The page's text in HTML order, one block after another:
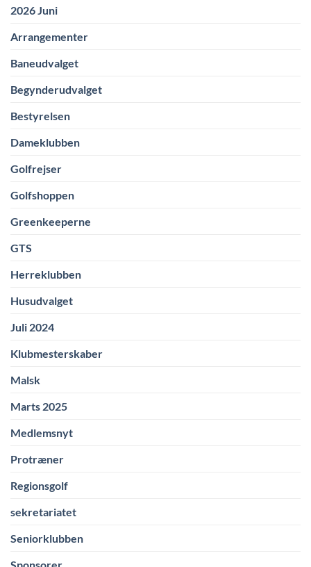
2026 Juni
Arrangementer
Baneudvalget
Begynderudvalget
Bestyrelsen
Dameklubben
Golfrejser
Golfshoppen
Greenkeeperne
GTS
Herreklubben
Husudvalget
Juli 2024
Klubmesterskaber
Malsk
Marts 2025
Medlemsnyt
Protræner
Regionsgolf
sekretariatet
Seniorklubben
Sponsorer